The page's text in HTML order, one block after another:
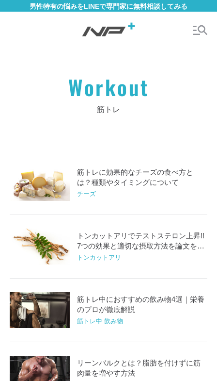
男性特有の悩みをLINEで専門家に無料相談してみる
Workout
筋トレ
筋トレに効果的なチーズの食べ方と
は？種類やタイミングについて
チーズ
トンカットアリでテストステロン上昇!!
7つの効果と適切な摂取方法を論文を基
に解説
トンカットアリ
筋トレ中におすすめの飲み物4選｜栄養
のプロが徹底解説
筋トレ中 飲み物
リーンバルクとは？脂肪を付けずに筋
肉量を増やす方法